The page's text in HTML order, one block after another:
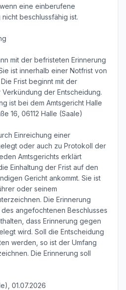
eine einberufene
beschlussfähig ist.
mit der befristeten Erinnerung
ist innerhalb einer Notfrist von
Frist beginnt mit der
der Entscheidung.
ist bei dem Amtsgericht Halle
16, 06112 Halle (Saale)
Einreichung einer
oder auch zu Protokoll der
Amtsgerichts erklärt
Einhaltung der Frist auf den
Gericht ankommt. Sie ist
oder seinem
Die Erinnerung
angefochtenen Beschlusses
dass Erinnerung gegen
wird. Soll die Entscheidung
werden, so ist der Umfang
Die Erinnerung soll
01.07.2026